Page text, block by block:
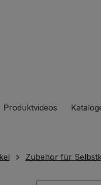
oder Schließe das
Produktvideos
Zubehör für